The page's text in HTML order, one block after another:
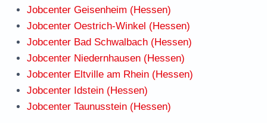
Jobcenter Geisenheim (Hessen)
Jobcenter Oestrich-Winkel (Hessen)
Jobcenter Bad Schwalbach (Hessen)
Jobcenter Niedernhausen (Hessen)
Jobcenter Eltville am Rhein (Hessen)
Jobcenter Idstein (Hessen)
Jobcenter Taunusstein (Hessen)